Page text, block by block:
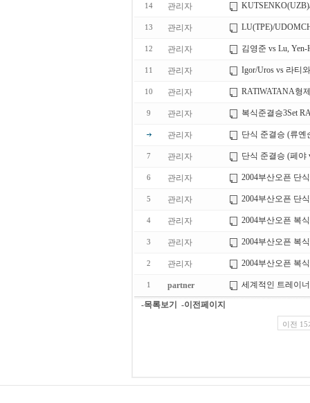
14 관리자
13 관리자 LU(TPE)/
12 관리자 김영준 vs Lu, Yen-
11 관리자 Igor/Uros vs 라티
10 관리자 RATlWATANA형
9 관리자 복식준결승3Set
관리자 단식 준결승 (류옌
7 관리자 단식 준결승 (페야
6 관리자 2004부산오픈 단
5 관리자 2004부산오픈 단
4 관리자 2004부산오픈 복
3 관리자 2004부산오픈 복
2 관리자 2004부산오픈 복
1 partner 세계적인 트레이
-목록보기 -이전페이지
이전 15